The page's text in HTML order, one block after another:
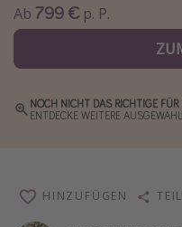
Disneyland Paris
Roadtrips
Singlereisen
Hotels in Hamburg
Ab 799 € p. P.
NOCH NICHT DAS RICHTIGE FÜR
ENTDECKE WEITERE
HINZUFÜGEN